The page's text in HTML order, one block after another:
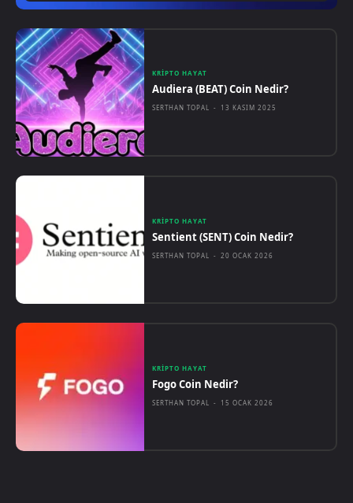
KRIPTO HAYAT
Audiera (BEAT) Coin Nedir?
SERTHAN TOPAL - 13 KASIM 2025
KRIPTO HAYAT
Sentient (SENT) Coin Nedir?
SERTHAN TOPAL - 20 OCAK 2026
KRIPTO HAYAT
Fogo Coin Nedir?
SERTHAN TOPAL - 15 OCAK 2026